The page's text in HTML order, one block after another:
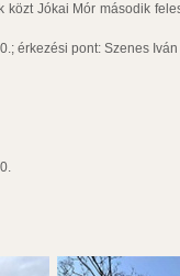
Jókai Mór második
érkezési pont: Szenes Iván